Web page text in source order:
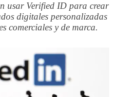
usar Verified ID para crear
digitales personalizadas
comerciales y de marca.